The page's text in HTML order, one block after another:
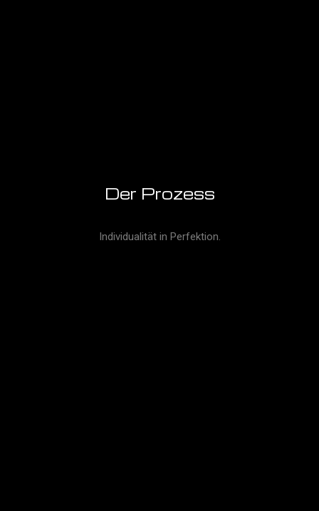
Der Prozess
Individualität in Perfektion.